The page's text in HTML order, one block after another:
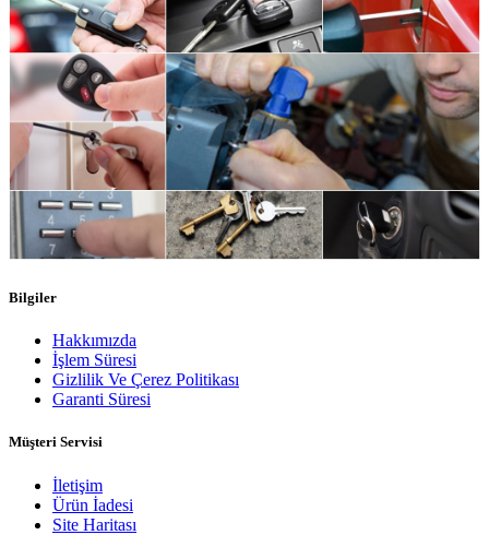
Bilgiler
Hakkımızda
İşlem Süresi
Gizlilik Ve Çerez Politikası
Garanti Süresi
Müşteri Servisi
İletişim
Ürün İadesi
Site Haritası